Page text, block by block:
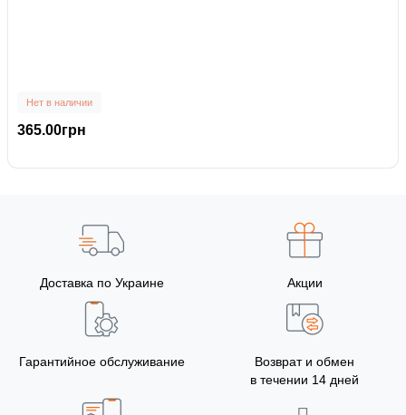
Нет в наличии
365.00грн
Доставка по Украине Акции
Гарантийное обслуживание
Возврат и обмен
в течении 14 дней